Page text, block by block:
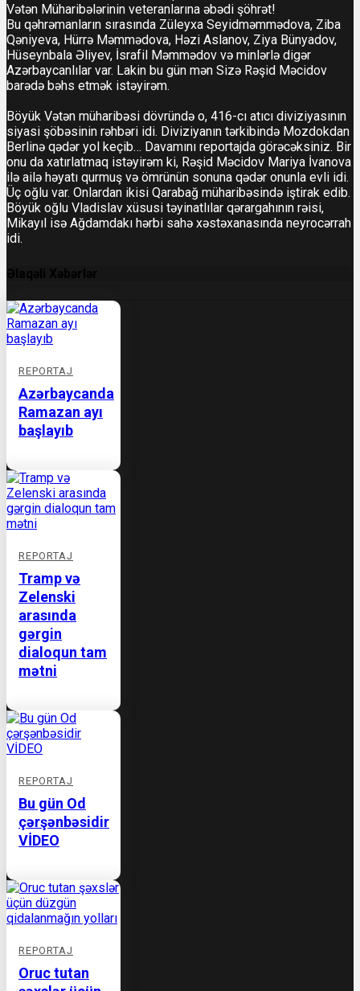
Vətən Müharibələrinin veteranlarına əbədi şöhrət!
Bu qəhrəmanların sırasında Züleyxa Seyidməmmədova, Ziba
Qəniyeva, Hürrə Məmmədova, Həzi Aslanov, Ziya Bünyadov,
Hüseynbala Əliyev, İsrafil Məmmədov və minlərlə digər
Azərbaycanlılar var. Lakin bu gün mən Sizə Rəşid Məcidov
barədə bəhs etmək istəyirəm.
Böyük Vətən müharibəsi dövründə o, 416-cı atıcı diviziyasının
siyasi şöbəsinin rəhbəri idi. Diviziyanın tərkibində Mozdokdan
Berlinə qədər yol keçib… Davamını reportajda görəcəksiniz. Bir
onu da xatırlatmaq istəyirəm ki, Rəşid Məcidov Mariya İvanova
ilə ailə həyatı qurmuş və ömrünün sonuna qədər onunla evli idi.
Üç oğlu var. Onlardan ikisi Qarabağ müharibəsində iştirak edib.
Böyük oğlu Vladislav xüsusi təyinatlılar qərargahının rəisi,
Mikayıl isə Ağdamdakı hərbi sahə xəstəxanasında neyrocərrah
idi.
Əlaqəli Xəbərlər
REPORTAJ
Azərbaycanda
Ramazan ayı
başlayıb
REPORTAJ
Tramp və
Zelenski
arasında
gərgin
dialoqun tam
mətni
REPORTAJ
Bu gün Od
çərşənbəsidir
VİDEO
REPORTAJ
Oruc tutan